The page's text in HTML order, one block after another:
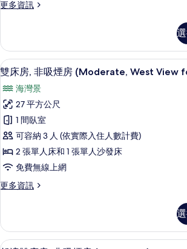
片
詳
房
View)
的
所
有
相
片
更多資訊
更
房,
非
吸
房
(Moderate,
West
View)
的
詳
情
顯
示
雙
床
房,
非
吸
煙
房
View
書桌、遮光
6
雙床房, 非吸煙房 (Moderate, West View
海灣景
27 平方公尺
1 間臥室
可容納 3 人 (依實際入住人數計費)
2 張單人床和 1 張單人沙發床
免費無線上網
更多資訊
更
房,
非
顯 書桌、遮光